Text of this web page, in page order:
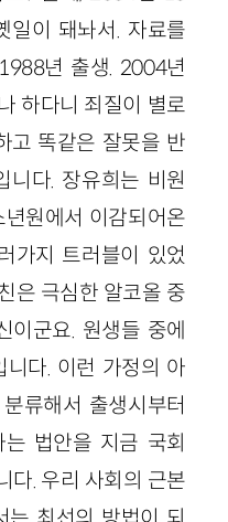
일이 돼놔서. 자료를
년 출생. 2004년
하다니 죄질이 별로
고 똑같은 잘못을 반
니다. 장유희는 비원
원에서 이감되어온
가지 트러블이 있었
은 극심한 알코올 중
이군요. 원생들 중에
다. 이런 가정의 아
류해서 출생시부터
법안을 지금 국회
다. 우리 사회의 근본